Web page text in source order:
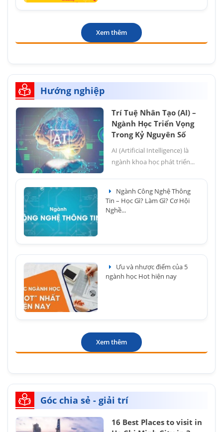
Xem thêm
Hướng nghiệp
Trí Tuệ Nhân Tạo (AI) –
Ngành Học Triển Vọng
Trong Kỷ Nguyên Số
AI (Artificial Intelligence) là
ngành khoa học phát triển...
Ngành Công Nghệ Thông
Tin – Học Gì? Làm Gì? Cơ Hội
Nghề...
Ưu và nhược điểm của 5
ngành học Hot hiện nay
Xem thêm
Góc chia sẻ - giải trí
16 Best Places to visit in